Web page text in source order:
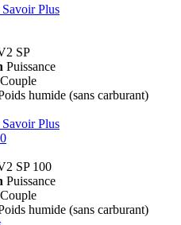
Plus
SP
Puissance
Couple
humide (sans carburant)
Plus
SP 100
Puissance
Couple
humide (sans carburant)